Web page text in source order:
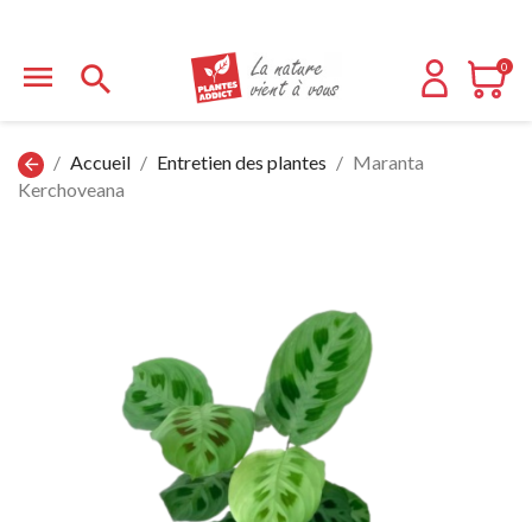
  0
arrow_back Accueil Entretien des plantes
Maranta
Kerchoveana